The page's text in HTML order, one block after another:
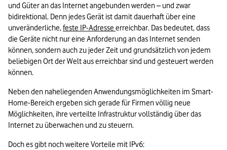
und Güter an das Internet angebunden werden – und zwar
bidirektional. Denn jedes Gerät ist damit dauerhaft über eine
unveränderliche, feste IP-Adresse erreichbar. Das bedeutet, dass
die Geräte nicht nur eine Anforderung an das Internet senden
können, sondern auch zu jeder Zeit und grundsätzlich von jedem
beliebigen Ort der Welt aus erreichbar sind und gesteuert werden
können.
Neben den naheliegenden Anwendungsmöglichkeiten im Smart-
Home-Bereich ergeben sich gerade für Firmen völlig neue
Möglichkeiten, ihre verteilte Infrastruktur vollständig über das
Internet zu überwachen und zu steuern.
Doch es gibt noch weitere Vorteile mit IPv6: